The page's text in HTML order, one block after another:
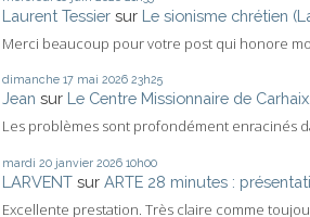
Laurent Tessier sur Le sionisme chrétien
Merci beaucoup pour votre post qui honore
dimanche 17 mai 2026 23h25
Jean sur Le Centre Missionnaire de
Les problèmes sont profondément enracinés
mardi 20 janvier 2026 10h00
LARVENT sur ARTE 28 minutes :
Excellente prestation. Très claire comme